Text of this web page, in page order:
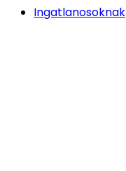
Ingatlanosoknak